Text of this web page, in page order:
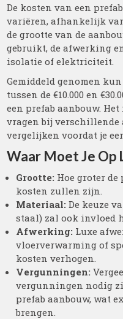
De kosten van een
variëren, afhankelijk
de grootte van de
gebruikt, de afwerking
isolatie of elektriciteit.
Gemiddeld genomen
tussen de €10.000 en
een prefab aanbouw.
vragen bij verschillende
vergelijken voordat je
Waar Moet Je Op
Grootte: Hoe groter de
kosten zullen zijn.
Materiaal: De keuze
staal) zal ook invloed
Afwerking: Luxe
vloerverwarming of
kosten verhogen.
Vergunningen:
vergunningen nodig
prefab aanbouw, wat
brengen.